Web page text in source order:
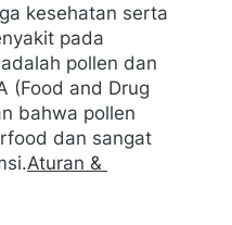
kesehatan serta
pada
pollen dan
(Food and Drug
bahwa pollen
dan sangat
Aturan &